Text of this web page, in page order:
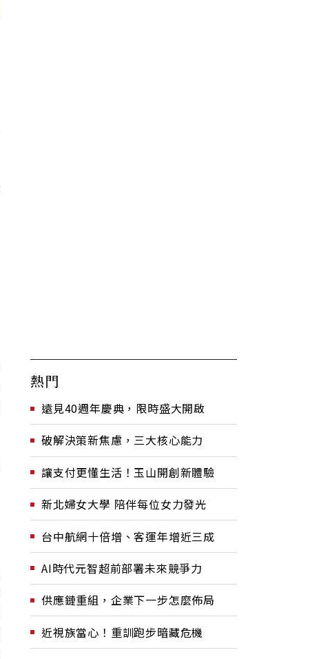
熱門
遠見40週年慶典，限時盛大開啟
破解決策新焦慮，三大核心能力
讓支付更懂生活！玉山開創新體驗
新北婦女大學 陪伴每位女力發光
台中航網十倍增、客運年增近三成
AI時代元智超前部署未來競爭力
供應鏈重組，企業下一步怎麼佈局
近視族當心！重訓跑步暗藏危機